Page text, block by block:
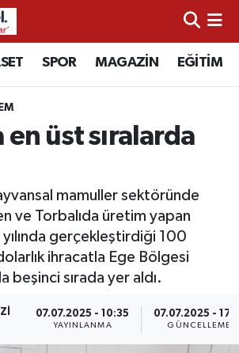
SPOR MAGAZİN EĞİTİM
en üst sıralarda
mamuller sektöründe
ve Torbalıda üretim yapan
gerçekleştirdiği 100
ihracatla Ege Bölgesi
beşinci sırada yer aldı.
07.07.2025 - 10:35
YAYINLANMA
07.07.2025 -
GÜNCELLEME
Eczaneler
Vakitleri
Durumu ve Fikstür